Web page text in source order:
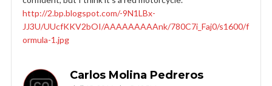
http://2.bp.blogspot.com/-9N1LBx-
JJ3U/UUcfKKV2bOI/AAAAAAAAAnk/780C7i_Faj0/s1600/f
ormula-1.jpg
Carlos Molina Pedreros